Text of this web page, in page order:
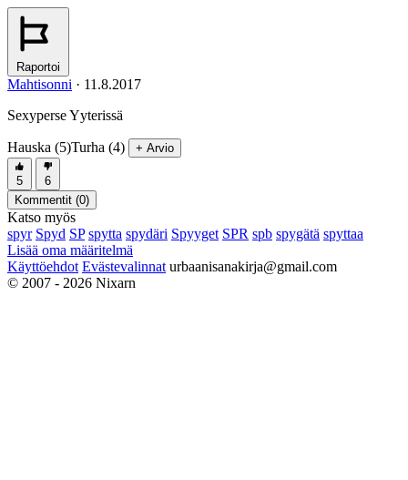
Raportoi
Mahtisonni · 11.8.2017
Sexyperse Yyterissä
Hauska (5)Turha (4) + Arvio
5
6
Kommentit (0)
Katso myös
spyr Spyd SP spytta spydäri Spyyget SPR spb spygätä spyttaa
Lisää oma määritelmä
Käyttöehdot Evästevalinnat urbaanisanakirja@gmail.com
© 2007 - 2026 Nixarn